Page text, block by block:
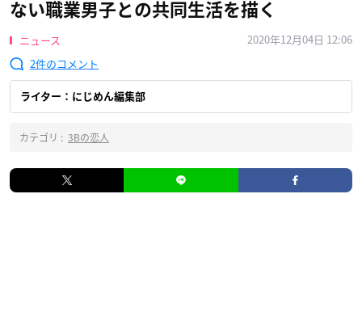
ない職業男子との共同生活を描く
ニュース
2020年12月04日 12:06
2
ライター：にじめん編集部
カテゴリ : 3Bの恋人